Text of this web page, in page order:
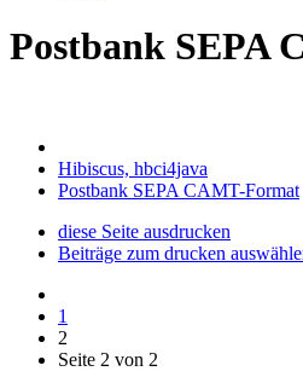
Postbank SEPA
Hibiscus, hbci4java
Postbank SEPA CAMT-Format
diese Seite ausdrucken
Beiträge zum drucken
1
2
Seite 2 von 2